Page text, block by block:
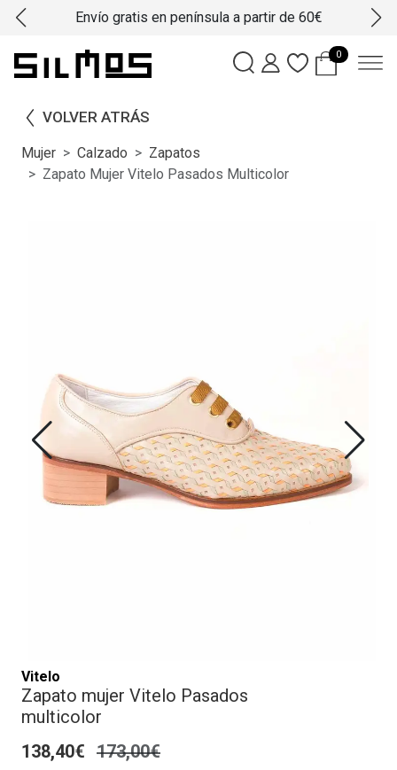
Envío gratis en península a partir de 60€
0
VOLVER ATRÁS
Mujer Calzado
Zapatos
Zapato Mujer Vitelo Pasados Multicolor
Vitelo
Zapato mujer Vitelo Pasados
multicolor
138,40€ 173,00€